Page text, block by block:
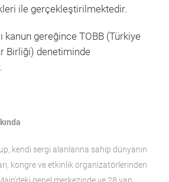
ile gerçekleştirilmektedir.
kanun gereğince TOBB (Türkiye
Birliği) denetiminde
kendi sergi alanlarına sahip dünyanın
kongre ve etkinlik organizatörlerinden